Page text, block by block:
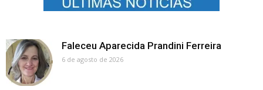
Faleceu Aparecida Prandini Ferreira
6 de agosto de 2026